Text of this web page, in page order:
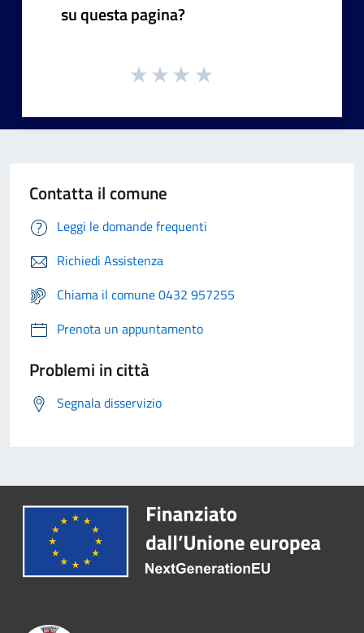
su questa pagina?
Contatta il comune
Leggi le domande frequenti
Richiedi Assistenza
Chiama il comune 0432 957255
Prenota un appuntamento
Problemi in città
Segnala disservizio